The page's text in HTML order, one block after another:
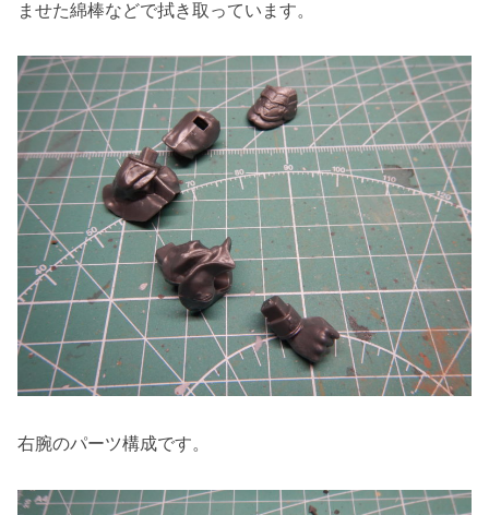
ませた綿棒などで拭き取っています。
右腕のパーツ構成です。